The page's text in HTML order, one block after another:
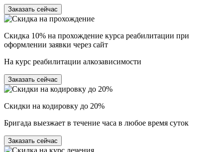
Заказать сейчас
Скидка 10% на прохождение курса реабилитации при
оформлении заявки через сайт
На курс реабилитации алкозависимости
Заказать сейчас
Скидки на кодировку до 20%
Бригада выезжает в течение часа в любое время суток
Заказать сейчас